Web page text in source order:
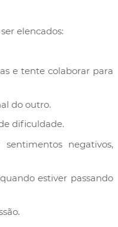
elencados:
e tente colaborar para
do outro.
dificuldade.
negativos,
estiver passando